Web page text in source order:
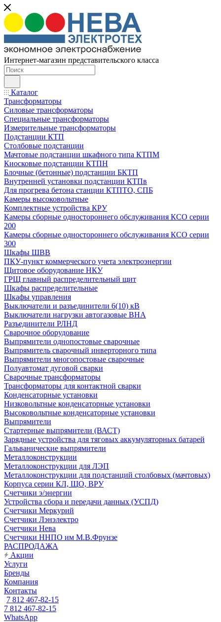
Интернет-магазин представительского класса
Каталог
Трансформаторы
Силовые трансформаторы
Специальные трансформаторы
Измерительные трансформаторы
Подстанции КТП
Столбовые подстанции
Мачтовые подстанции шкафного типа КТПМ
Киосковые подстанции КТПН
Блочные (бетонные) подстанции БКТП
Внутренней установки подстанции КТПв
Для прогрева бетона станции КТПТО, СПБ
Камеры высоковольтные
Комплектные устройства КРУ
Камеры сборные одностороннего обслуживания КСО серии
200
Камеры сборные одностороннего обслуживания КСО серии
300
Шкафы ШВВ
ПКУ-пункт коммерческого учета электроэнергии
Щитовое оборудование НКУ
ГРЩ главный распределительный щит
Шкафы распределительные
Шкафы управления
Выключатели и разъединители 6(10) кВ
Выключатели нагрузки автогазовые ВНА
Разъединители РЛНД
Сварочное оборудование
Выпрямители однопостовые сварочные
Выпрямитель сварочный инверторного типа
Выпрямители многопостовые сварочные
Полуавтомат дуговой сварки
Сварочные трансформаторы
Трансформаторы для контактной сварки
Конденсаторные установки
Низковольтные конденсаторные установки
Высоковольтные конденсаторные установки
Выпрямители
Стартерные выпрямители (ВАСТ)
Зарядные устройства для тяговых аккумуляторных батарей
Гальванические выпрямители
Металлоконструкции
Металлоконструкции для ЛЭП
Металлоконструкции для подстанций столбовых (мачтовых)
Корпуса серии КЛ, ЩО, ВРУ
Счетчики э/энергии
Устройства сбора и передачи данных (УСПД)
Счетчики Меркурий
Счетчики Лэнэлектро
Счетчики Нева
Счетчики ННПО им М.В.Фрунзе
РАСПРОДАЖА
Акции
Услуги
Бренды
Компания
Контакты
7 812 467-82-15
7 812 467-82-15
WhatsApp